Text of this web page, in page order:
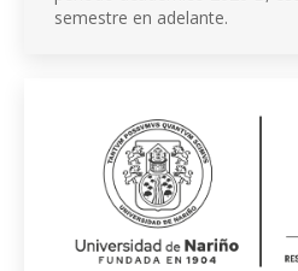
semestre en adelante.